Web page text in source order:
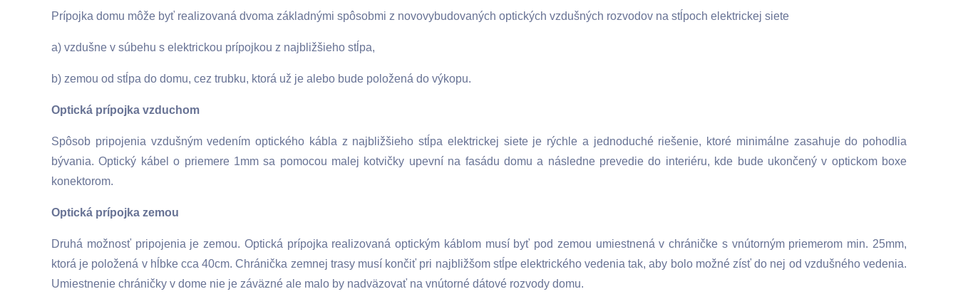
Prípojka domu môže byť realizovaná dvoma základnými spôsobmi z novovybudovaných optických vzdušných rozvodov na stĺpoch elektrickej siete
a) vzdušne v súbehu s elektrickou prípojkou z najbližšieho stĺpa,
b) zemou od stĺpa do domu, cez trubku, ktorá už je alebo bude položená do výkopu.
Optická prípojka vzduchom
Spôsob pripojenia vzdušným vedením optického kábla z najbližšieho stĺpa elektrickej siete je rýchle a jednoduché riešenie, ktoré minimálne zasahuje do pohodlia
bývania. Optický kábel o priemere 1mm sa pomocou malej kotvičky upevní na fasádu domu a následne prevedie do interiéru, kde bude ukončený v optickom boxe
konektorom.
Optická prípojka zemou
Druhá možnosť pripojenia je zemou. Optická prípojka realizovaná optickým káblom musí byť pod zemou umiestnená v chráničke s vnútorným priemerom min. 25mm,
ktorá je položená v hĺbke cca 40cm. Chránička zemnej trasy musí končiť pri najbližšom stĺpe elektrického vedenia tak, aby bolo možné zísť do nej od vzdušného vedenia.
Umiestnenie chráničky v dome nie je záväzné ale malo by nadväzovať na vnútorné dátové rozvody domu.